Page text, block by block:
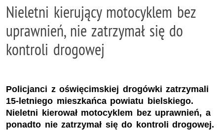
Nieletni kierujący motocyklem bez
uprawnień, nie zatrzymał się do
kontroli drogowej
Policjanci z oświęcimskiej drogówki zatrzymali
15-letniego mieszkańca powiatu bielskiego.
Nieletni kierował motocyklem bez uprawnień, a
ponadto nie zatrzymał się do kontroli drogowej.